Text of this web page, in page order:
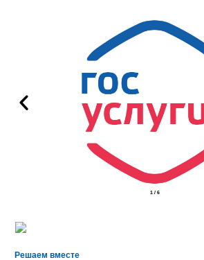
1 / 6
Решаем вместе